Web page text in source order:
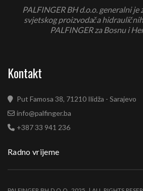
PALFINGER BH d.o.o. generalni
svjetskog proizvodača
PALFINGER za Bosnu i
Kontakt
Put Famosa 38, 71210 Ilidža - Sarajevo
info@palfinger.ba
+387 33 941 236
Radno vrijeme